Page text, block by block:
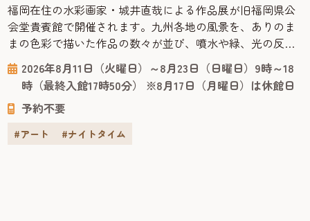
福岡在住の水彩画家・城井直哉による作品展が旧福岡県公
会堂貴賓館で開催されます。九州各地の風景を、ありのま
まの色彩で描いた作品の数々が並び、噴水や緑、光の反射
まで丁寧に再現された絵からは、その土地の空気が感じら
れます。 今回の会場となる「旧福岡県公会堂貴賓館」は、
1910年、九州沖縄八県連合共進会の迎賓館として建てら
れ、明治43年には皇族の宿泊所としても使われた歴史ある
建物です。急勾配の屋根や...
2026年8月11日（火曜日）～8月23日（日曜日）9時～18
時（最終入館17時50分） ※8月17日（月曜日）は休館日
予約不要
#アート #ナイトタイム